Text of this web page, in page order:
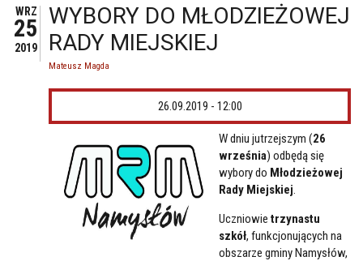
WRZ
25
2019
WYBORY DO MŁODZIEŻOWEJ
RADY MIEJSKIEJ
Mateusz Magda
26.09.2019 - 12:00
W dniu jutrzejszym (26
września) odbędą się
wybory do Młodzieżowej
Rady Miejskiej
Uczniowie trzynastu
szkół, funkcjonujących na
obszarze gminy Namysłów,